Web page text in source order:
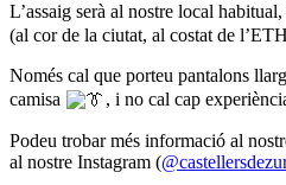
L’assaig serà al nostre local habitual,
(al cor de la ciutat, al costat de
Només cal que porteu pantalons
camisa
, i no cal cap
Podeu trobar més informació al
al nostre Instagram (